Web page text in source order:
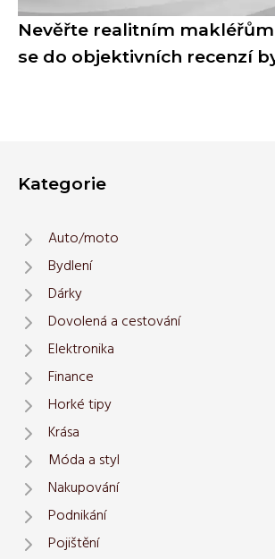
Nevěřte realitním
se do objektivních recenzí
Kategorie
Auto/moto
Bydlení
Dárky
Dovolená a cestování
Elektronika
Finance
Horké tipy
Krása
Móda a styl
Nakupování
Podnikání
Pojištění